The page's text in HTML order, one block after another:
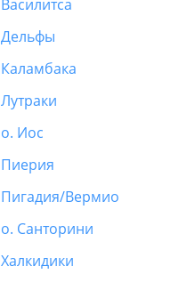
Василитса
Дельфы
Каламбака
Лутраки
о. Иос
Пиерия
Пигадия/Вермио
о. Санторини
Халкидики